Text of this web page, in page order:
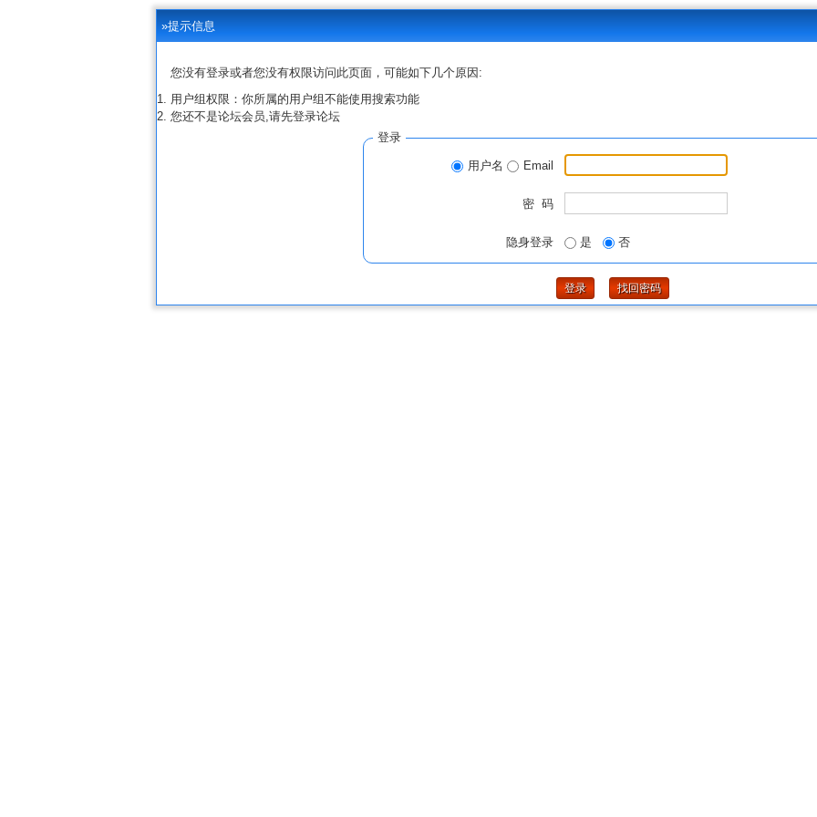
»提示信息
您没有登录或者您没有权限访问此页面，可能如下几个原因:
用户组权限：你所属的用户组不能使用搜索功能
您还不是论坛会员,请先登录论坛
登录
用户名 Email
密 码
隐身登录 是 否